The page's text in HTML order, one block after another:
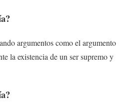
argumentos como el argumento
la existencia de un ser supremo y